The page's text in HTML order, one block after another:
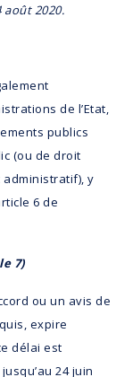
août 2020.
de l’Etat,
publics
(ou de droit
administratif), y
6 de
7)
ou un avis de
expire
délai est
24 juin